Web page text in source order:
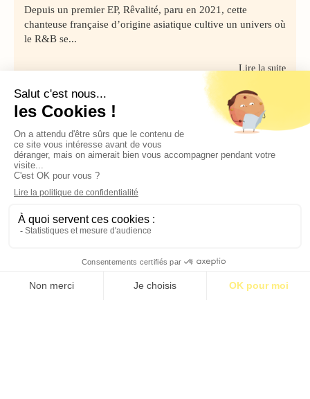
Depuis un premier EP, Rêvalité, paru en 2021, cette
chanteuse française d’origine asiatique cultive un univers où
le R&B se...
Lire la suite
Contact Qui sommes-nous ?
2026 © BASTILLE MEDIA |Mentions légales |Politique de confidentialité
S’abonner pour 1€ S’abonner